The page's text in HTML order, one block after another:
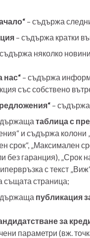
– съдържа
– съдържа кратки
няколко
нас“ – съдържа
със собствено
–
таблица с
и съдържа колони
срок“, „Максимален
без гаранция), „Срок
с текст
същата страница;
публикация
за
параметри (вж.